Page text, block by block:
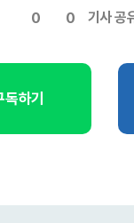
0 0 기사 공
하기